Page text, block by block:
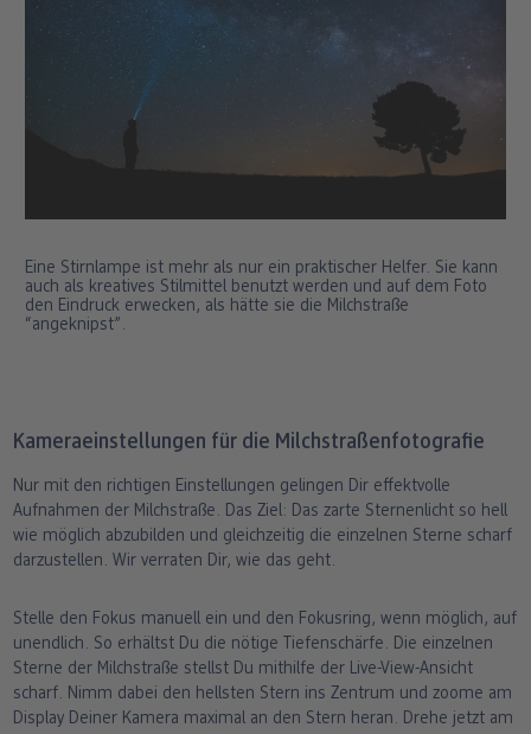
Eine Stirnlampe ist mehr als nur ein praktischer Helfer. Sie kann
auch als kreatives Stilmittel benutzt werden und auf dem Foto
den Eindruck erwecken, als hätte sie die Milchstraße
“angeknipst”.
Kameraeinstellungen für die Milchstraßenfotografie
Nur mit den richtigen Einstellungen gelingen Dir effektvolle
Aufnahmen der Milchstraße. Das Ziel: Das zarte Sternenlicht so hell
wie möglich abzubilden und gleichzeitig die einzelnen Sterne scharf
darzustellen. Wir verraten Dir, wie das geht.
Stelle den Fokus manuell ein und den Fokusring, wenn möglich, auf
unendlich. So erhältst Du die nötige Tiefenschärfe. Die einzelnen
Sterne der Milchstraße stellst Du mithilfe der Live-View-Ansicht
scharf. Nimm dabei den hellsten Stern ins Zentrum und zoome am
Display Deiner Kamera maximal an den Stern heran. Drehe jetzt am